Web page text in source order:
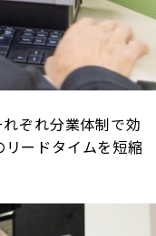
ぞれ分業体制で効
ードタイムを短縮